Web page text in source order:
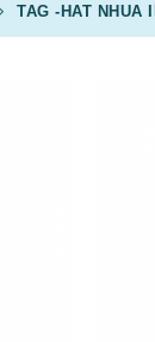
TAG -HAT NHUA